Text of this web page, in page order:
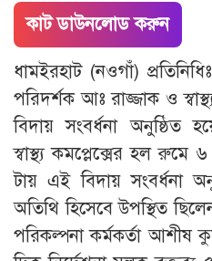
কাট ডাউনলোড করুন
ধামইরহাট (নওগাঁ)
পরিদর্শক আঃ রাজ্জাক ও
বিদায় সংবর্ধনা অনুষ্ঠিত
স্বাস্থ্য কমপ্লেক্সের হল রুমে
টায় এই বিদায় সংবর্ধনা
অতিথি হিসেবে উপস্থিত
পরিকল্পনা কর্মকর্তা আশীষ